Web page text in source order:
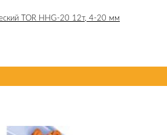
TOR HHG-20 12т, 4-20 мм